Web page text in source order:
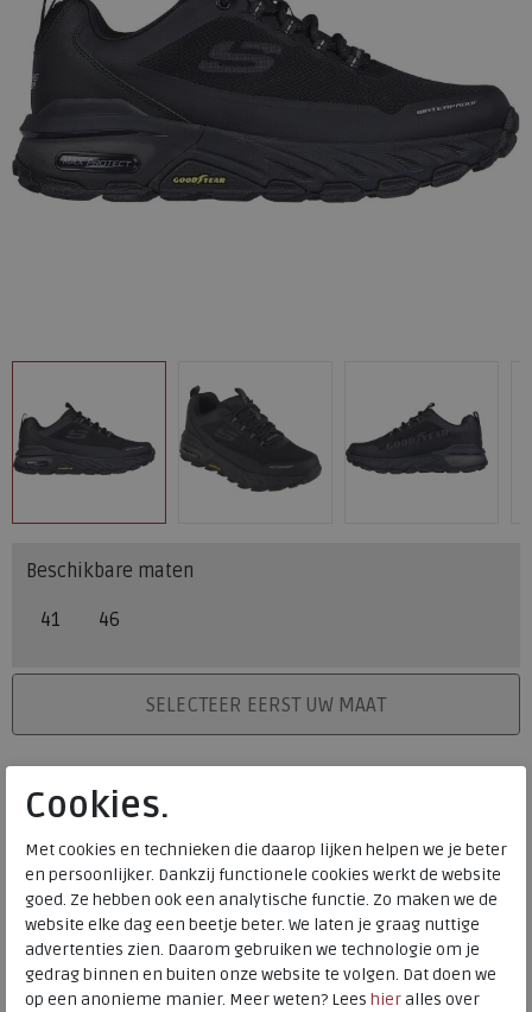
Beschikbare maten
41 46
PLAATS IN WINKELMANDSELECTEER EERST UW MAAT
Onze winkelvoorraad
Maat
Meijerink Heemskerk
Meijerink Hoorn
HOORN
Hulp nodig? bel:0229 760 760
Cookies.
Met cookies en technieken die daarop lijken helpen we je beter
en persoonlijker. Dankzij functionele cookies werkt de website
goed. Ze hebben ook een analytische functie. Zo maken we de
website elke dag een beetje beter. We laten je graag nuttige
advertenties zien. Daarom gebruiken we technologie om je
gedrag binnen en buiten onze website te volgen. Dat doen we
op een anonieme manier. Meer weten? Lees hieralles over